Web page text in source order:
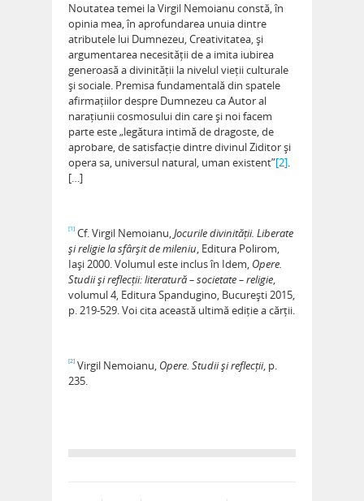
Noutatea temei la Virgil Nemoianu constă, în
opinia mea, în aprofundarea unuia dintre
atributele lui Dumnezeu, Creativitatea, și
argumentarea necesității de a imita iubirea
generoasă a divinității la nivelul vieții culturale
și sociale. Premisa fundamentală din spatele
afirmațiilor despre Dumnezeu ca Autor al
narațiunii cosmosului din care și noi facem
parte este „legătura intimă de dragoste, de
aprobare, de satisfacție dintre divinul Ziditor și
opera sa, universul natural, uman existent”[2].
[…]
[1] Cf. Virgil Nemoianu,Jocurile divinității. Liberate
și religie la sfârșit de mileniu, Editura Polirom,
Iași 2000. Volumul este inclus în Idem, Opere.
Studii și reflecții: literatură – societate – religie,
volumul 4, Editura Spandugino, București 2015,
p. 219-529. Voi cita această ultimă ediție a cărții.
[2] Virgil Nemoianu, Opere. Studii și reflecții, p.
235.